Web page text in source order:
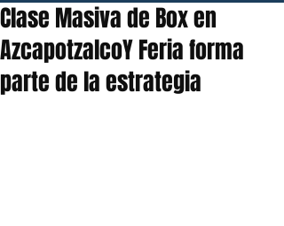
Clase Masiva de Box en
AzcapotzalcoY Feria forma
parte de la estrategia